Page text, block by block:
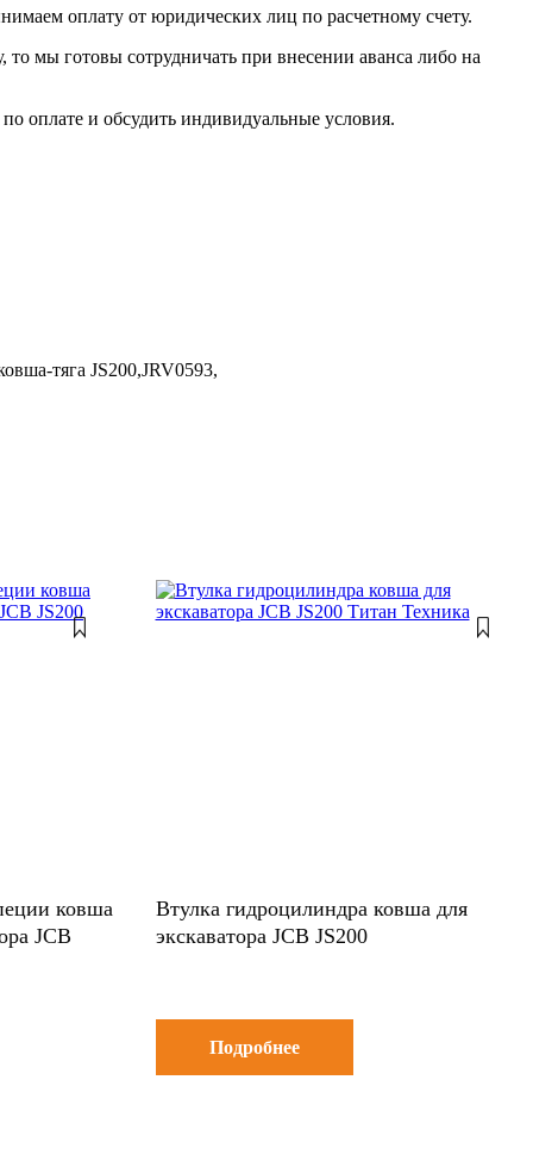
оплату от юридических лиц по расчетному счету.
то мы готовы сотрудничать при внесении аванса либо на
оплате и обсудить индивидуальные условия.
тяга JS200,JRV0593,
ковша
JCB
Втулка гидроцилиндра ковша для
экскаватора JCB JS200
Подробнее